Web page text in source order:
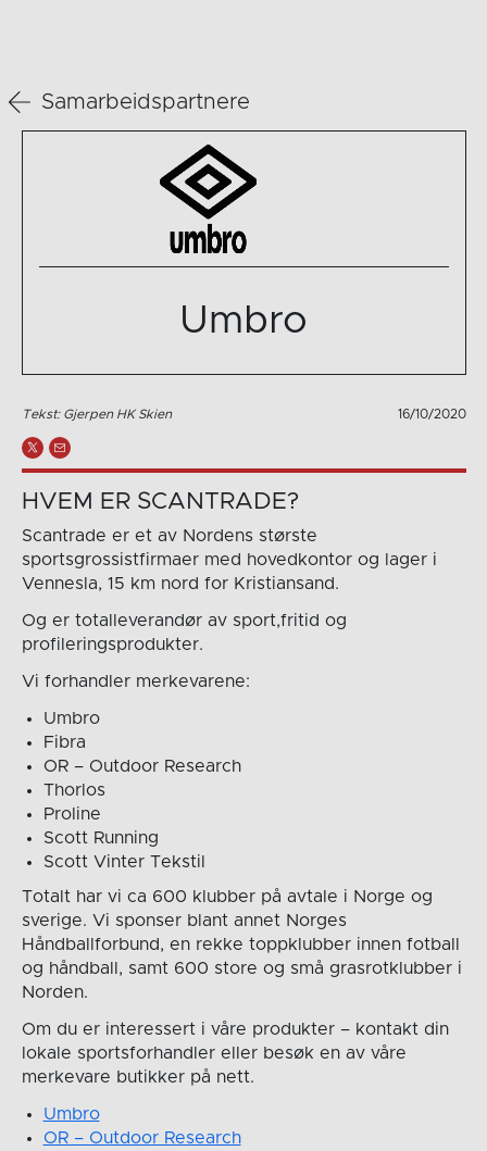
Samarbeidspartnere
Umbro
Tekst: Gjerpen HK Skien 16/10/2020
HVEM ER SCANTRADE?
Scantrade er et av Nordens største
sportsgrossistfirmaer med hovedkontor og lager i
Vennesla, 15 km nord for Kristiansand.
Og er totalleverandør av sport,fritid og
profileringsprodukter.
Vi forhandler merkevarene:
Umbro
Fibra
OR – Outdoor Research
Thorlos
Proline
Scott Running
Scott Vinter Tekstil
Totalt har vi ca 600 klubber på avtale i Norge og
sverige. Vi sponser blant annet Norges
Håndballforbund, en rekke toppklubber innen fotball
og håndball, samt 600 store og små grasrotklubber i
Norden.
Om du er interessert i våre produkter – kontakt din
lokale sportsforhandler eller besøk en av våre
merkevare butikker på nett.
Umbro
OR – Outdoor Research